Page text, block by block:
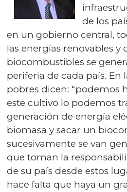
de los
en un gobierno central,
las energías renovables y
biocombustibles se
periferia de cada país. En
pobres dicen: “podemos
este cultivo lo podemos
generación de energía
biomasa y sacar un
sucesivamente se van
que toman la
de su país desde estos
hace falta que haya un